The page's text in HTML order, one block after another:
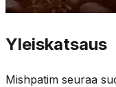
Yleiskatsaus
Mishpatim seuraa